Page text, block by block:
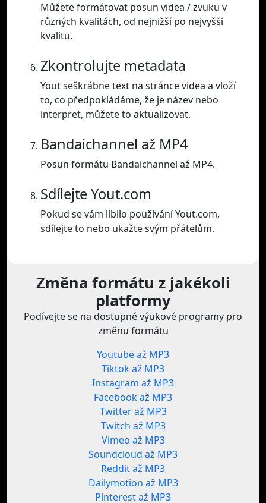
Můžete formátovat posun videa / zvuku v
různých kvalitách, od nejnižší po nejvyšší
kvalitu.
Zkontrolujte metadata
Yout seškrábne text na stránce videa a vloží
to, co předpokládáme, že je název nebo
interpret, můžete to aktualizovat.
Bandaichannel až MP4
Posun formátu Bandaichannel až MP4.
Sdílejte Yout.com
Pokud se vám líbilo používání Yout.com,
sdílejte to nebo ukažte svým přátelům.
Změna formátu z jakékoli
platformy
Podívejte se na dostupné výukové programy pro
změnu formátu
Youtube až MP3
Tiktok až MP3
Instagram až MP3
Facebook až MP3
Twitter až MP3
Twitch až MP3
Vimeo až MP3
Soundcloud až MP3
Reddit až MP3
Dailymotion až MP3
Pinterest až MP3